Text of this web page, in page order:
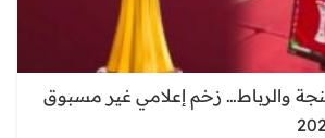
والرباط… زخم إعلامي غير مسبوق